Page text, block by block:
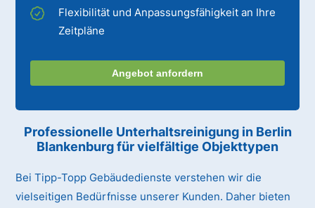
Flexibilität und Anpassungsfähigkeit an Ihre
Zeitpläne
Angebot anfordern
Professionelle Unterhaltsreinigung in Berlin
Blankenburgfür vielfältige Objekttypen
Bei Tipp-Topp Gebäudedienste verstehen wir die
vielseitigen Bedürfnisse unserer Kunden. Daher bieten